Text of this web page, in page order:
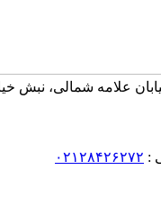
نبش خیابان کرمی (چهاردهم)،
: ۰۲۱۲۸۴۲۶۲۷۲